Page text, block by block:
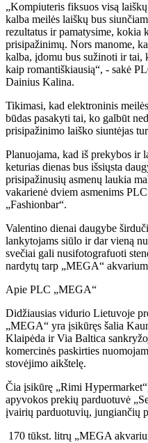
„Kompiuteris fiksuos visą
kalba meilės laiškų bus
rezultatus ir pamatysime, kokia
prisipažinimų. Nors manome,
kalba, įdomu bus sužinoti ir tai,
kaip romantiškiausią“, - sakė
Dainius Kalina.
Tikimasi, kad elektroninis
būdas pasakyti tai, ko galbūt
prisipažinimo laiško siuntėjas
Planuojama, kad iš prekybos ir
keturias dienas bus išsiųsta
prisipažinusių asmenų laukia
vakarienė dviem asmenims
„Fashionbar“.
Valentino dienai daugybe
lankytojams siūlo ir dar vieną
svečiai gali nusifotografuoti
nardytų tarp „MEGA“
Apie PLC „MEGA“
Didžiausias vidurio Lietuvoje
„MEGA“ yra įsikūręs šalia
Klaipėda ir Via Baltica
komercinės paskirties
stovėjimo aikštelę.
Čia įsikūrę „Rimi
apyvokos prekių parduotuvė
įvairių parduotuvių, jungiančių
170 tūkst. litrų „MEGA